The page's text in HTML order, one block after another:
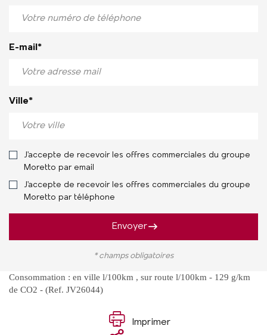
E-mail*
Ville*
J'accepte de recevoir les offres commerciales du groupe
Moretto par email
J'accepte de recevoir les offres commerciales du groupe
Moretto par téléphone
Envoyer
* champs obligatoires
Consommation : en ville l/100km , sur route l/100km - 129 g/km
de CO2 - (Ref. JV26044)
Imprimer